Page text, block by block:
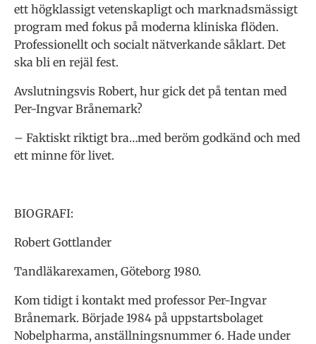
ett högklassigt vetenskapligt och marknadsmässigt
program med fokus på moderna kliniska flöden.
Professionellt och socialt nätverkande såklart. Det
ska bli en rejäl fest.
Avslutningsvis Robert, hur gick det på tentan med
Per-Ingvar Brånemark?
– Faktiskt riktigt bra…med beröm godkänd och med
ett minne för livet.
BIOGRAFI:
Robert Gottlander
Tandläkarexamen, Göteborg 1980.
Kom tidigt i kontakt med professor Per-Ingvar
Brånemark. Började 1984 på uppstartsbolaget
Nobelpharma, anställningsnummer 6. Hade under